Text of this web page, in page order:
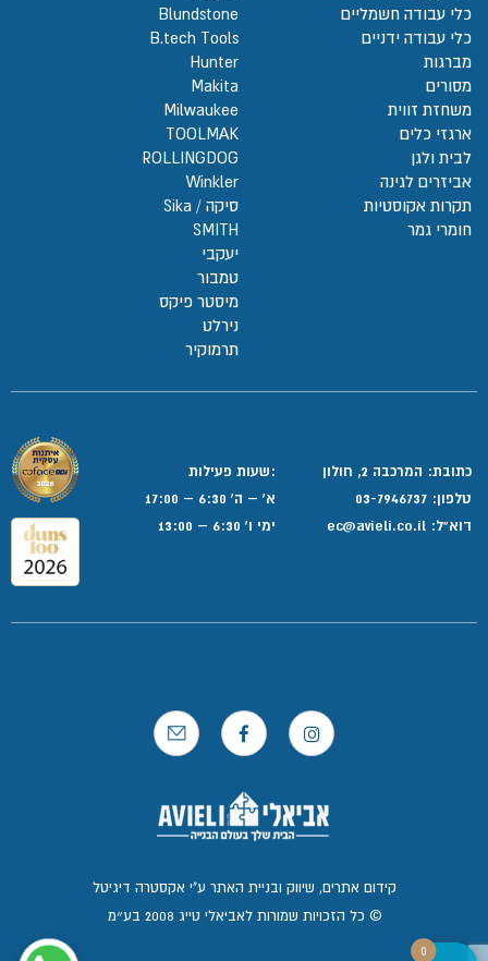
כלי עבודה חשמליים
כלי עבודה ידניים
מברגות
מסורים
משחזת זווית
ארגזי כלים
לבית ולגן
אביזרים לגינה
תקרות אקוסטיות
חומרי גמר
Blundstone
B.tech Tools
Hunter
Makita
Milwaukee
TOOLMAK
ROLLINGDOG
Winkler
סיקה / Sika
SMITH
יעקבי
טמבור
מיסטר פיקס
נירלט
תרמוקיר
כתובת: המרכבה 2, חולון
טלפון: 03-7946737
דוא”ל:
:שעות פעילות
א' – ה' 6:30 – 17:00
ימי ו' 6:30 – 13:00
© כל הזכויות שמורות לאביאלי טייג 2008 בע״מ
קידום אתרים, שיווק ובניית האתר ע"י אקסטרה דיגיטל
0